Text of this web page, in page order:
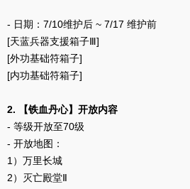
- 日期：7/10维护后 ~ 7/17 维护前
[天蓝兵器支援箱子Ⅲ]
[外功基础符箱子]
[内功基础符箱子]
2. 【铁血丹心】开放内容
- 等级开放至70级
- 开放地图：
1）万里长城
2）灭亡殿堂Ⅱ